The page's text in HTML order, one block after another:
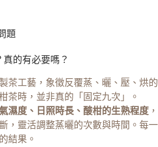
題
的有必要嗎？
茶工藝，象徵反覆蒸、曬、壓、烘的
茶時，並非真的「固定九次」。
濕度、日照時長、酸柑的生熟程度 ，
，靈活調整蒸曬的次數與時間。每一
結果。